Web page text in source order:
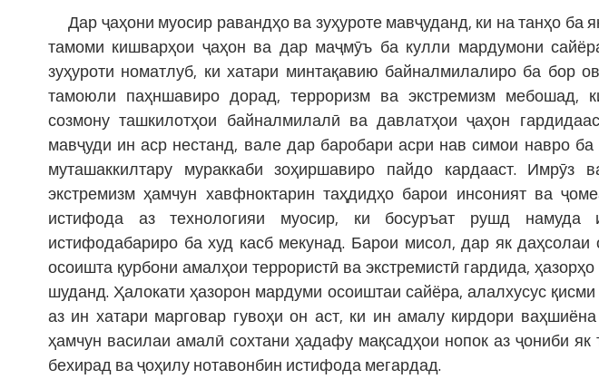
Дар ҷаҳони муосир равандҳо ва зуҳуроте мавҷуданд, ки на танҳо ба
тамоми кишварҳои ҷаҳон ва дар маҷмӯъ ба кулли мардумони
зуҳуроти номатлуб, ки хатари минтақавию байналмилалиро ба бор
тамоюли паҳншавиро дорад, терроризм ва экстремизм мебошад,
созмону ташкилотҳои байналмилалӣ ва давлатҳои ҷаҳон
мавҷуди ин аср нестанд, вале дар баробари асри нав симои навро
муташаккилтару мураккаби зоҳиршавиро пайдо кардааст.
экстремизм ҳамчун хавфноктарин таҳдидҳо барои инсоният ва
истифода аз технологияи муосир, ки босуръат рушд намуда
истифодабариро ба худ касб мекунад. Барои мисол, дар як
осоишта қурбони амалҳои террористӣ ва экстремистӣ гардида,
шуданд. Ҳалокати ҳазорон мардуми осоиштаи сайёра, алалхусус
аз ин хатари марговар гувоҳи он аст, ки ин амалу кирдори
ҳамчун василаи амалӣ сохтани ҳадафу мақсадҳои нопок аз ҷониби
бехирад ва ҷоҳилу нотавонбин истифода мегардад.